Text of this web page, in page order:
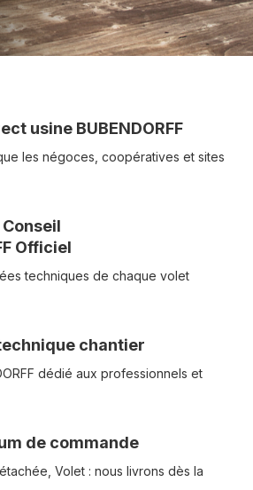
usine BUBENDORFF
les négoces, coopératives et sites
Officiel
techniques de chaque volet
chantier
dédié aux professionnels et
de commande
Volet : nous livrons dès la